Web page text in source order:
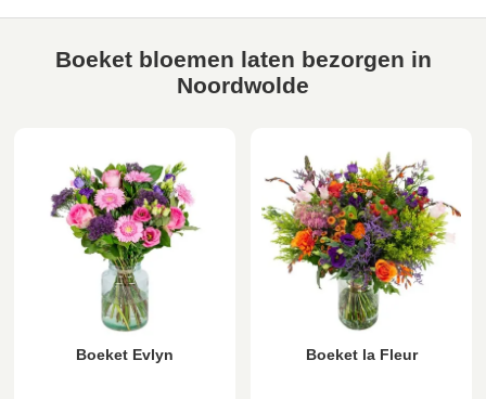
Boeket bloemen laten bezorgen in
Noordwolde
Boeket Evlyn Boeket la Fleur